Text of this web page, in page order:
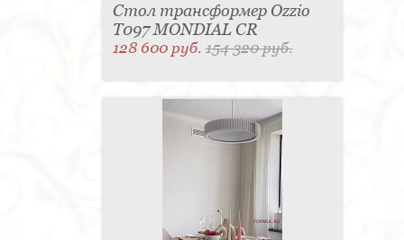
Стол трансформер Ozzio
T097 MONDIAL CR
128 600 руб.154 320 руб.